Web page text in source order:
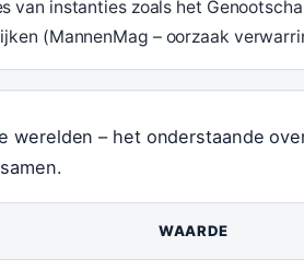
van instanties zoals het
(MannenMag – oorzaak
werelden – het onderstaande
WAARDE